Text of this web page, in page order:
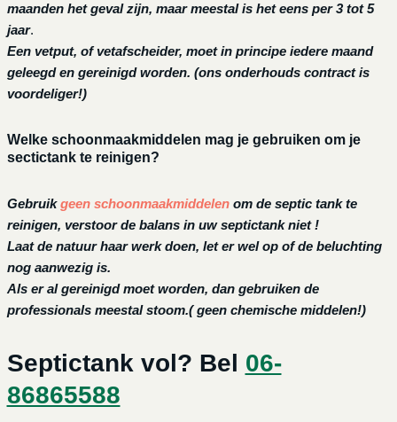
maanden het geval zijn, maar meestal is het eens per 3 tot 5
jaar.
Een vetput, of vetafscheider, moet in principe iedere maand
geleegd en gereinigd worden. (ons onderhouds contract is
voordeliger!)
Welke schoonmaakmiddelen mag je gebruiken om je
sectictank te reinigen?
Gebruikgeen schoonmaakmiddelen om de septic tank te
reinigen, verstoor de balans in uw septictank niet !
Laat de natuur haar werk doen, let er wel op of de beluchting
nog aanwezig is.
Als er al gereinigd moet worden, dan gebruiken de
professionals meestal stoom.( geen chemische middelen!)
Septictank vol? Bel 06-
86865588